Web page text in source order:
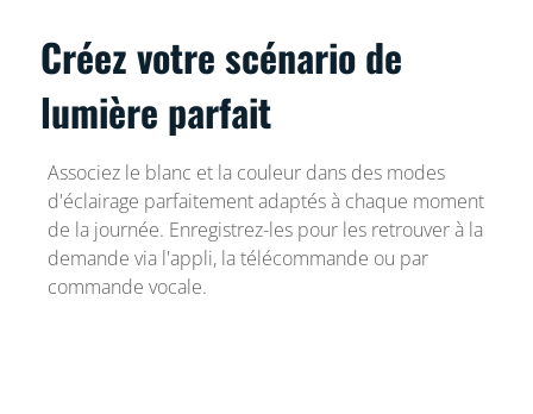
Créez votre scénario de
lumière parfait
Associez le blanc et la couleur dans des modes
d'éclairage parfaitement adaptés à chaque moment
de la journée. Enregistrez-les pour les retrouver à la
demande via l'appli, la télécommande ou par
commande vocale.